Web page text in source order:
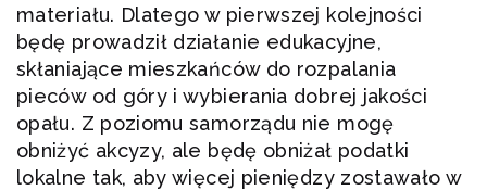
materiału. Dlatego w pierwszej kolejności
będę prowadził działanie edukacyjne,
skłaniające mieszkańców do rozpalania
pieców od góry i wybierania dobrej jakości
opału. Z poziomu samorządu nie mogę
obniżyć akcyzy, ale będę obniżał podatki
lokalne tak, aby więcej pieniędzy zostawało w